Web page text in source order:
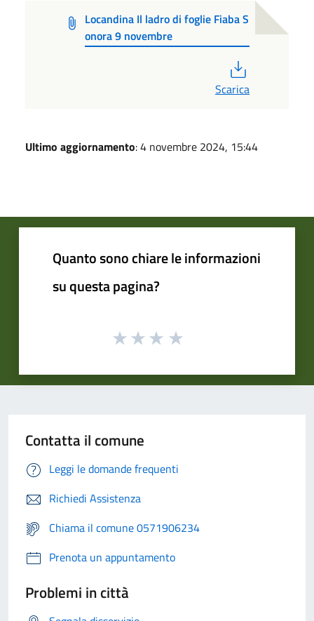
Locandina Il ladro di foglie Fiaba S
onora 9 novembre
Scarica
Ultimo aggiornamento: 4 novembre 2024, 15:44
Quanto sono chiare le informazioni
su questa pagina?
Contatta il comune
Leggi le domande frequenti
Richiedi Assistenza
Chiama il comune 0571906234
Prenota un appuntamento
Problemi in città